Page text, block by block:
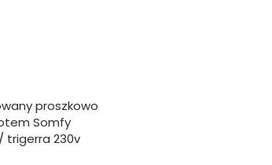
proszkowo
Somfy
trigerra 230v